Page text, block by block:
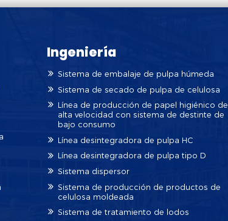
Ingeniería
Sistema de embalaje de pulpa húmeda
Sistema de secado de pulpa de celulosa
Línea de producción de papel higiénico de
alta velocidad con sistema de destinte de
bajo consumo
Línea desintegradora de pulpa HC
Línea desintegradora de pulpa tipo D
Sistema dispersor
Sistema de producción de productos de
celulosa moldeada
Sistema de tratamiento de lodos